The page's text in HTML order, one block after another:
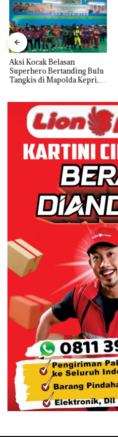
Aksi Kocak Belasan
Superhero Bertanding Bulu
Tangkis di Mapolda Kepri,